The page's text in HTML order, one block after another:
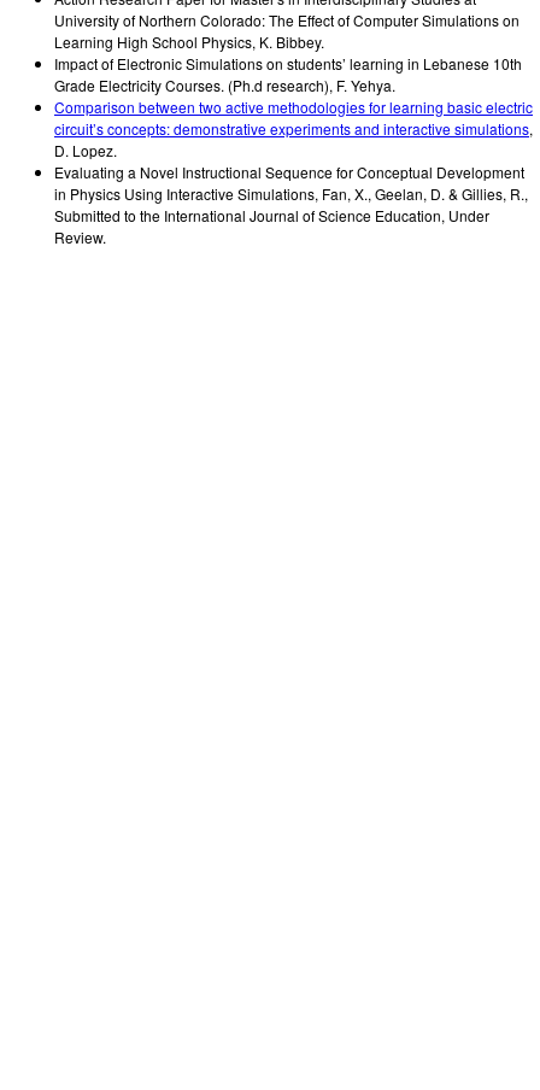
University of Northern Colorado: The Effect of Computer Simulations on
Learning High School Physics, K. Bibbey.
Impact of Electronic Simulations on students’ learning in Lebanese 10th
Grade Electricity Courses. (Ph.d research), F. Yehya.
Comparison between two active methodologies for learning basic electric
circuit’s concepts: demonstrative experiments and interactive simulations,
D. Lopez.
Evaluating a Novel Instructional Sequence for Conceptual Development
in Physics Using Interactive Simulations, Fan, X., Geelan, D. & Gillies, R.,
Submitted to the International Journal of Science Education, Under
Review.